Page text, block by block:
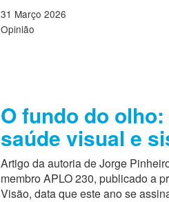
31 Março 2026
Opinião
O fundo do
saúde visual e
Artigo da autoria de Jorge
membro APLO 230, publicado a
Visão, data que este ano se